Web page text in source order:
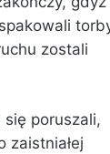
zostali
poruszali,
zaistniałej